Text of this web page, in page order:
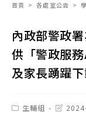
首頁 > 各處室公告 >
內政部警政
供「警政服
及家長踴躍下
Post生輔組
Post